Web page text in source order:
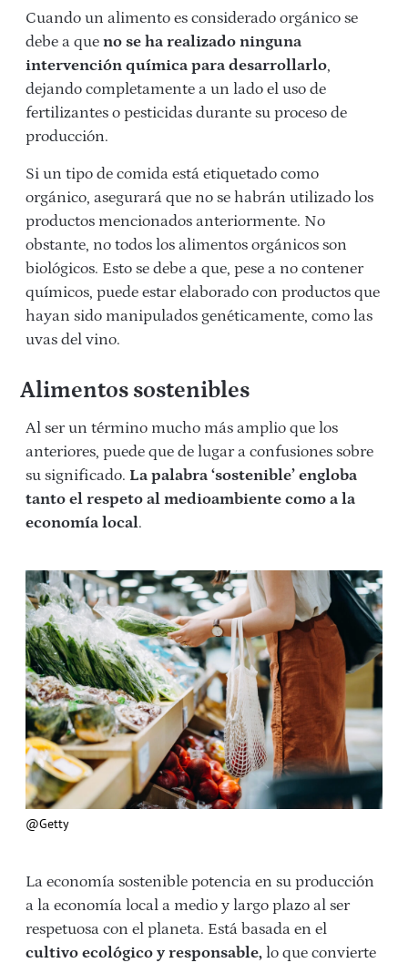
Cuando un alimento es considerado orgánico se
debe a que no se ha realizado ninguna
intervención química para desarrollarlo,
dejando completamente a un lado el uso de
fertilizantes o pesticidas durante su proceso de
producción.
Si un tipo de comida está etiquetado como
orgánico, asegurará que no se habrán utilizado los
productos mencionados anteriormente. No
obstante, no todos los alimentos orgánicos son
biológicos. Esto se debe a que, pese a no contener
químicos, puede estar elaborado con productos que
hayan sido manipulados genéticamente, como las
uvas del vino.
Alimentos sostenibles
Al ser un término mucho más amplio que los
anteriores, puede que de lugar a confusiones sobre
su significado. La palabra ‘sostenible’ engloba
tanto el respeto al medioambiente como a la
economía local.
@Getty
La economía sostenible potencia en su producción
a la economía local a medio y largo plazo al ser
respetuosa con el planeta. Está basada en el
cultivo ecológico y responsable, lo que convierte